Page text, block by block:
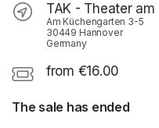
TAK - Theater
Am Küchengarten 3-5
30449 Hannover
Germany
from €16.00
The sale has ended